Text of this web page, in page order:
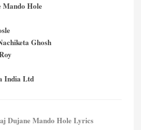
Mando Hole
Ghosh
India Ltd
Dujane Mando Hole Lyrics